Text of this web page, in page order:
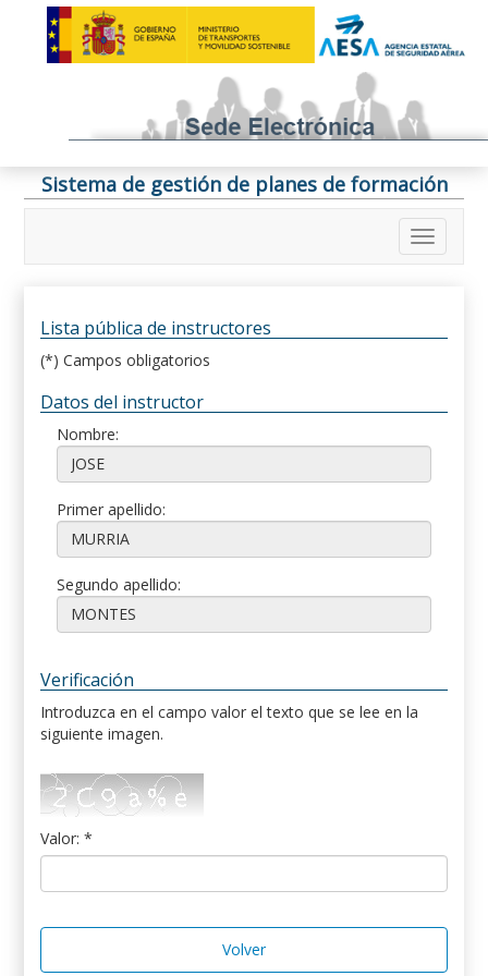
Sistema de gestión de planes de formación
Lista pública de instructores
(*) Campos obligatorios
Datos del instructor
Nombre:
Primer apellido:
Segundo apellido:
Verificación
Introduzca en el campo valor el texto que se lee en la
siguiente imagen.
Valor: *
Volver